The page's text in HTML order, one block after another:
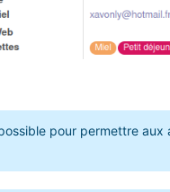
pour permettre